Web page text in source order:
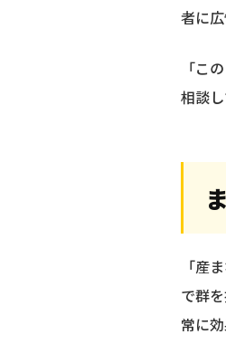
者に
「こ
相談
「産
で群
常に